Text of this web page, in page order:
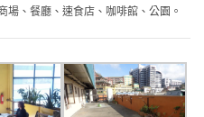
場、餐廳、速食店、咖啡館、公園。
。